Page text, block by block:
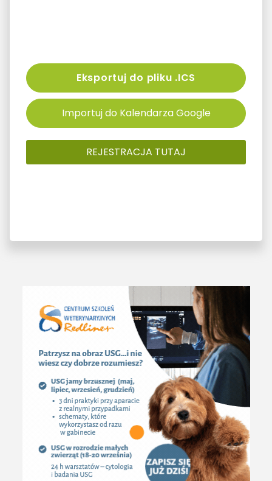
Eksportuj do pliku .ICS
Importuj do Kalendarza Google
REJESTRACJA TUTAJ